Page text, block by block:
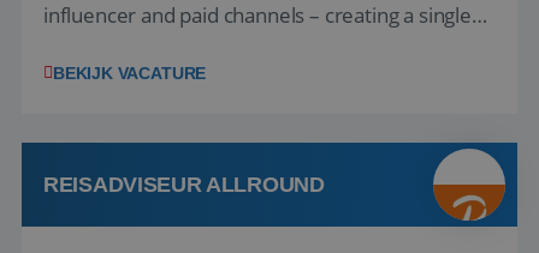
influencer and paid channels – creating a single
locally. The role will be published until 18 August
Attractive remuneration, discre...
BEKIJK VACATURE
REISADVISEUR ALLROUND